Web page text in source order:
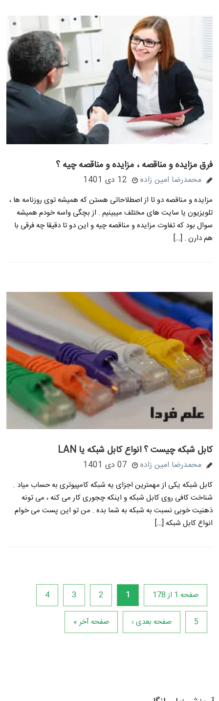
فرق مزایده و مناقصه ، مزایده و مناقصه چیه ؟
محمدرضا امین زاده 12 دی 1401
مزایده و مناقصه دو تا از اصطلاحاتی هستن که همیشه توی روزنامه ها ،
تلویزیون یا سایت های مختلف میبینیم . از بچگی واسه خودم همیشه
سوال بود که تفاوت مزایده و مناقصه چیه و این دو تا دقیقا چه فرقی با
هم دارن . […]
کابل شبکه چیست ؟ انواع کابل شبکه یا LAN
محمدرضا امین زاده 07 دی 1401
کابل شبکه یکی از مهمترین اجزای یه شبکه کامپیوتری به حساب میاد .
شناخت کافی روی کابل شبکه و اینکه چجوری کار می کنه ، می تونه
ذهنیت خوبی نسبت به شبکه به شما بده . من تو این پست می خوام
انواع کابل شبکه […]
صفحه 1 از 178 1
2
3
4
5 صفحه بعدی › صفحه آخر »